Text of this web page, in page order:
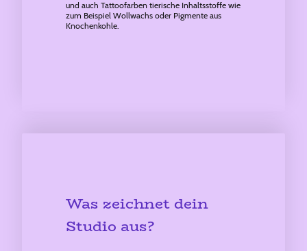
und auch Tattoofarben tierische Inhaltsstoffe wie
zum Beispiel Wollwachs oder Pigmente aus
Knochenkohle.
Was zeichnet dein
Studio aus?